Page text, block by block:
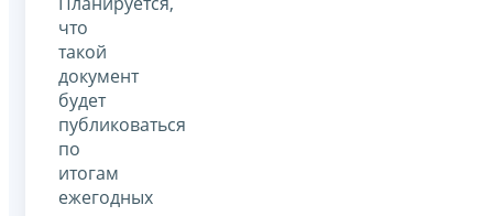
что
такой
документ
будет
публиковаться
по
итогам
ежегодных